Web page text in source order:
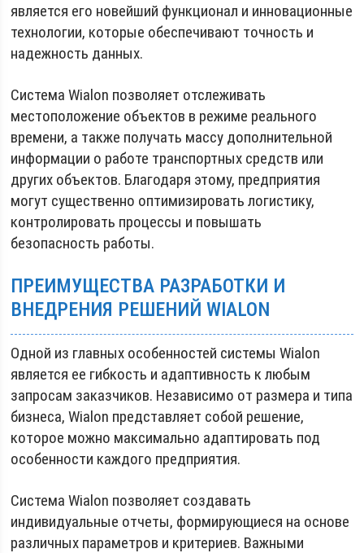
является его новейший функционал и инновационные
технологии, которые обеспечивают точность и
надежность данных.
Система Wialon позволяет отслеживать
местоположение объектов в режиме реального
времени, а также получать массу дополнительной
информации о работе транспортных средств или
других объектов. Благодаря этому, предприятия
могут существенно оптимизировать логистику,
контролировать процессы и повышать
безопасность работы.
ПРЕИМУЩЕСТВА РАЗРАБОТКИ И
ВНЕДРЕНИЯ РЕШЕНИЙ WIALON
Одной из главных особенностей системы Wialon
является ее гибкость и адаптивность к любым
запросам заказчиков. Независимо от размера и типа
бизнеса, Wialon представляет собой решение,
которое можно максимально адаптировать под
особенности каждого предприятия.
Система Wialon позволяет создавать
индивидуальные отчеты, формирующиеся на основе
различных параметров и критериев. Важными